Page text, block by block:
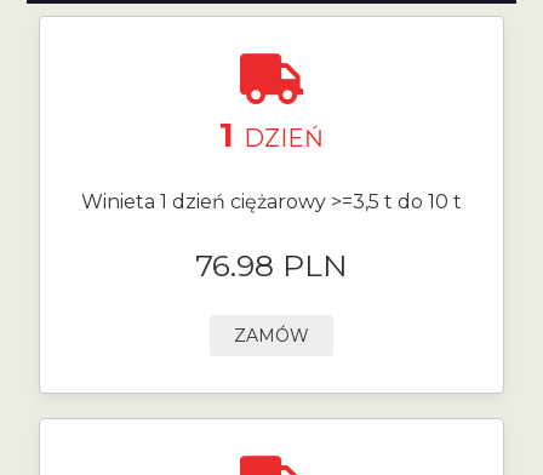
1 DZIEŃ
Winieta 1 dzień ciężarowy >=3,5 t do 10 t
76.98 PLN
ZAMÓW